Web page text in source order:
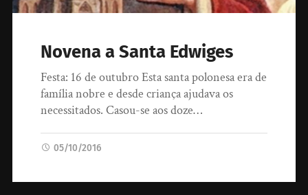
Novena a Santa Edwiges
Festa: 16 de outubro Esta santa polonesa era de
família nobre e desde criança ajudava os
necessitados. Casou-se aos doze…
05/10/2016